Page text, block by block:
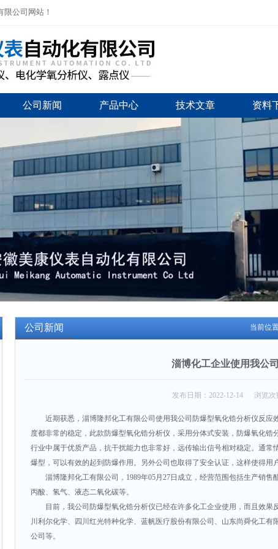
公司网站！
公司新闻 产品中心 技术文章 资料
当前位
公司新闻
淄博化工企业使用我公
发布日期：2022-12-14 浏览次
近期获悉，淄博隆邦化工有限公司使用我公司防爆型氧化锆分析仪反
度都非常的稳定，此款防爆型氧化锆分析仪，采用分体式安装，防爆氧化锆
行业中属于优质产品，抗干扰能力也非常好，远传输出信号相对稳定。通
爆型，可以有效的起到防爆作用。另外公司也取得了安全认证，这样使得用
淄博隆邦化工有限公司，1989年05月27日成立，经营范围包括生产销售
丙酸、氢气、液态二氧化碳等。
目前，我公司防爆型氧化锆分析仪已经在许多化工企业使用，而且效
川利尔化学、四川红光特种化学、蓝帆医疗股份有限公司、山东尚舜化工
公司等。